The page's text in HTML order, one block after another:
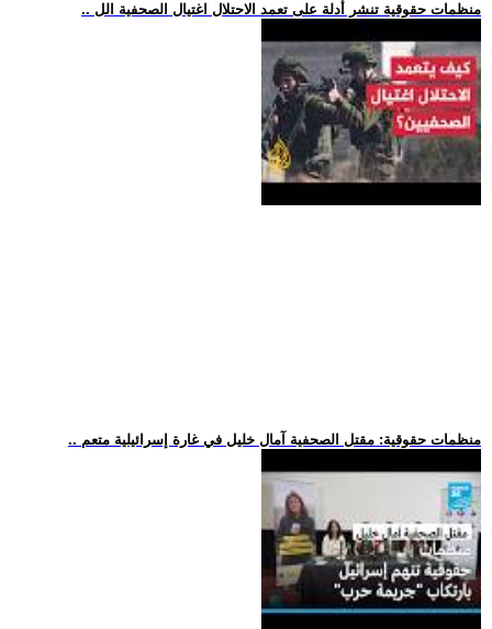
.. منظمات حقوقية تنشر أدلة على تعمد الاحتلال اغتيال الصحفية الل
.. منظمات حقوقية: مقتل الصحفية آمال خليل في غارة إسرائيلية متعم